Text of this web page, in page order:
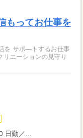
もってお仕事を
を サポ―トするお仕事
日勤／...